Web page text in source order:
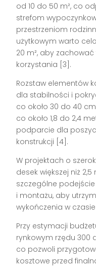
od 10 do 50 m², co
strefom
przestrzeniom
użytkowym warto
20 m², aby
korzystania [3].
Rozstaw elementów
dla stabilności i
co około 30 do 40
co około 1,8 do 2,4
podparcie dla
konstrukcji [4].
W projektach o
desek większej niż
szczególne
i montażu, aby
wykończenia w
Przy estymacji
rynkowym rzędu 300
co pozwoli
kosztowe przed